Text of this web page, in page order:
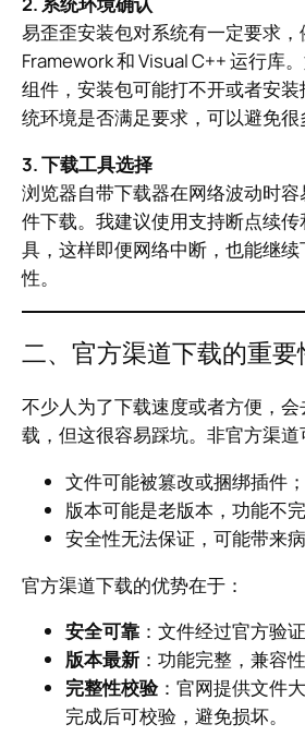
易歪歪安装包对系统有一定要求，
Framework 和 Visual C++ 运行库
组件，安装包可能打不开或者安
统环境是否满足要求，可以避免很
3. 下载工具选择
浏览器自带下载器在网络波动时
件下载。我建议使用支持断点续
具，这样即便网络中断，也能继
性。
二、官方渠道下载的重要
不少人为了下载速度或者方便，
载，但这很容易踩坑。非官方渠道
文件可能被篡改或捆绑插件；
版本可能是老版本，功能不
安全性无法保证，可能带来病
官方渠道下载的优势在于：
安全可靠 ：文件经过官方验
版本最新 ：功能完整，兼容
完整性校验：官网提供文件
完成后可校验，避免损坏。